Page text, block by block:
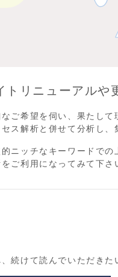
リニューアルや
ご希望を伺い、果たし
ス解析と併せて分析し、
ニッチなキーワードで
ご利用になってみて下
続けて読んでいただきた